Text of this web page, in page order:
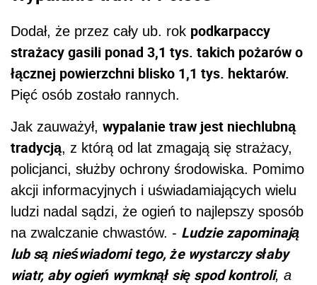
Dodał, że przez cały ub. rok podkarpaccy
strażacy gasili ponad 3,1 tys. takich pożarów o
łącznej powierzchni blisko 1,1 tys. hektarów.
Pięć osób zostało rannych.
Jak zauważył, wypalanie traw jest niechlubną
tradycją, z którą od lat zmagają się strażacy,
policjanci, służby ochrony środowiska. Pomimo
akcji informacyjnych i uświadamiających wielu
ludzi nadal sądzi, że ogień to najlepszy sposób
na zwalczanie chwastów. - Ludzie zapominają
lub są nieświadomi tego, że wystarczy słaby
wiatr, aby ogień wymknął się spod kontroli, a